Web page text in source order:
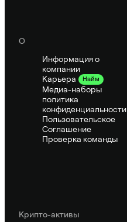
О
Информация о
компании
Карьера
Найм
Медиа-наборы
политика
конфиденциальности
Пользовательское
Соглашение
Проверка команды
Крипто-активы